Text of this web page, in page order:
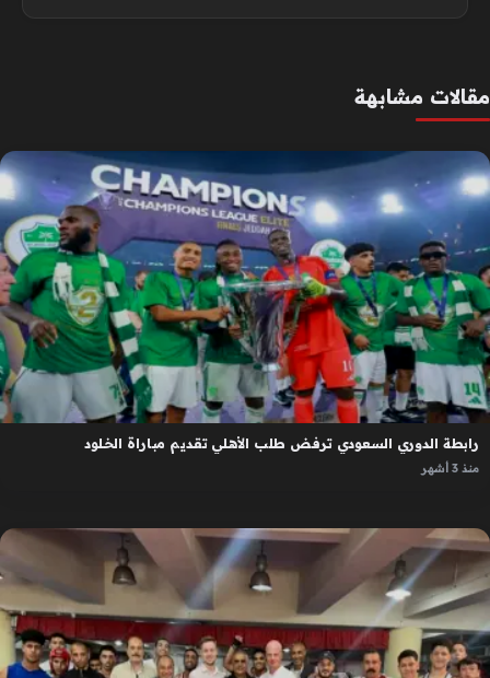
مقالات مشابهة
رابطة الدوري السعودي ترفض طلب الأهلي تقديم مباراة الخلود
منذ 3 أشهر